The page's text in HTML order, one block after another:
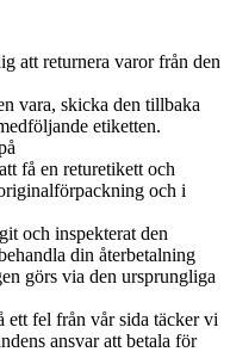
att returnera varor från den
vara, skicka den tillbaka
etiketten.
få en returetikett och
och i
och inspekterat den
din återbetalning
görs via den ursprungliga
ett fel från vår sida täcker vi
ansvar att betala för